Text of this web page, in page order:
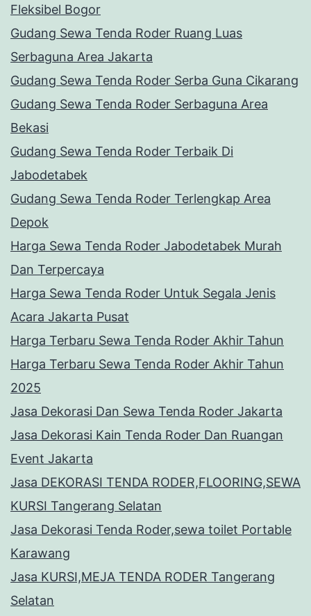
Fleksibel Bogor
Gudang Sewa Tenda Roder Ruang Luas
Serbaguna Area Jakarta
Gudang Sewa Tenda Roder Serba Guna Cikarang
Gudang Sewa Tenda Roder Serbaguna Area
Bekasi
Gudang Sewa Tenda Roder Terbaik Di
Jabodetabek
Gudang Sewa Tenda Roder Terlengkap Area
Depok
Harga Sewa Tenda Roder Jabodetabek Murah
Dan Terpercaya
Harga Sewa Tenda Roder Untuk Segala Jenis
Acara Jakarta Pusat
Harga Terbaru Sewa Tenda Roder Akhir Tahun
Harga Terbaru Sewa Tenda Roder Akhir Tahun
2025
Jasa Dekorasi Dan Sewa Tenda Roder Jakarta
Jasa Dekorasi Kain Tenda Roder Dan Ruangan
Event Jakarta
Jasa DEKORASI TENDA RODER,FLOORING,SEWA
KURSI Tangerang Selatan
Jasa Dekorasi Tenda Roder,sewa toilet Portable
Karawang
Jasa KURSI,MEJA TENDA RODER Tangerang
Selatan